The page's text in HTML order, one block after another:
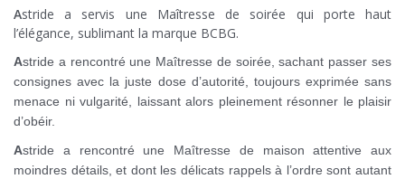
Astride a servis une Maîtresse de soirée qui porte haut
l’élégance, sublimant la marque BCBG.
Astride a rencontré une Maîtresse de soirée, sachant passer ses
consignes avec la juste dose d’autorité, toujours exprimée sans
menace ni vulgarité, laissant alors pleinement résonner le plaisir
d’obéir.
Astride a rencontré une Maîtresse de maison attentive aux
moindres détails, et dont les délicats rappels à l’ordre sont autant